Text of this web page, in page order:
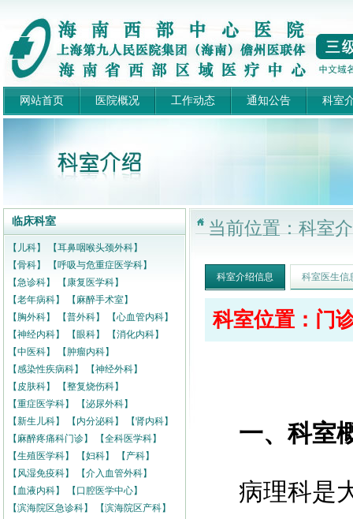
网站首页 医院概况 工作动态 通知公告 科室
临床科室
【儿科】
【耳鼻咽喉头颈外科】
【骨科】
【呼吸与危重症医学科】
【急诊科】
【康复医学科】
【老年病科】
【麻醉手术室】
【胸外科】
【普外科】
【心血管内科】
【神经内科】
【眼科】
【消化内科】
【中医科】
【肿瘤内科】
【感染性疾病科】
【神经外科】
【皮肤科】
【整复烧伤科】
【重症医学科】
【泌尿外科】
【新生儿科】
【内分泌科】
【肾内科】
【麻醉疼痛科门诊】
【全科医学科】
【生殖医学科】
【妇科】
【产科】
【风湿免疫科】
【介入血管外科】
【血液内科】
【口腔医学中心】
【滨海院区急诊科】
【滨海院区产科】
当前位置：科室
科室介绍信息 科室医生信
科室位置：门
一、科室
病理科是